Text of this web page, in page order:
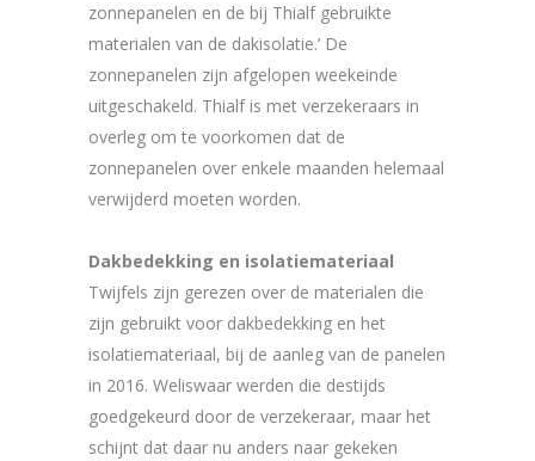
zonnepanelen en de bij Thialf gebruikte
materialen van de dakisolatie.’ De
zonnepanelen zijn afgelopen weekeinde
uitgeschakeld. Thialf is met verzekeraars in
overleg om te voorkomen dat de
zonnepanelen over enkele maanden helemaal
verwijderd moeten worden.
Dakbedekking en isolatiemateriaal
Twijfels zijn gerezen over de materialen die
zijn gebruikt voor dakbedekking en het
isolatiemateriaal, bij de aanleg van de panelen
in 2016. Weliswaar werden die destijds
goedgekeurd door de verzekeraar, maar het
schijnt dat daar nu anders naar gekeken